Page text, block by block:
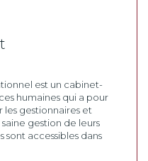
est un cabinet-
humaines qui a pour
les gestionnaires et
gestion de leurs
sont accessibles dans